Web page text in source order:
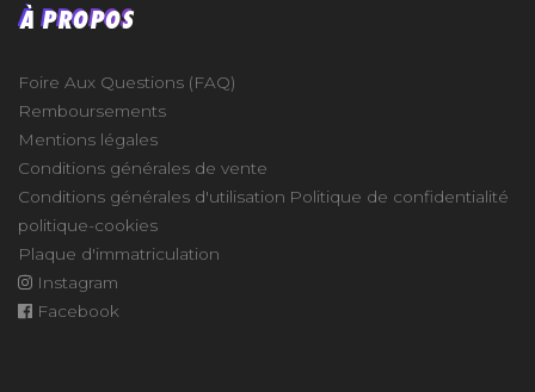
À PROPOS
Foire Aux Questions (FAQ)
Remboursements
Mentions légales
Conditions générales de vente
Conditions générales d'utilisation Politique de confidentialité
politique-cookies
Plaque d'immatriculation
Instagram
Facebook